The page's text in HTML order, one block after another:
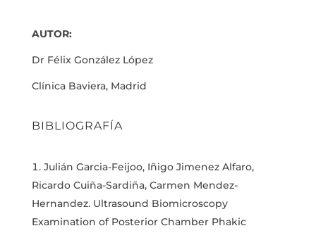
AUTOR:
Dr Félix González López
Clínica Baviera, Madrid
BIBLIOGRAFÍA
Julián Garcia-Feijoo, Iñigo Jimenez Alfaro,
Ricardo Cuiña-Sardiña, Carmen Mendez-
Hernandez. Ultrasound Biomicroscopy
Examination of Posterior Chamber Phakic